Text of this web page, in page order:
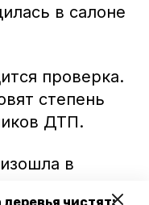
в салоне
проверка.
степень
ДТП.
в